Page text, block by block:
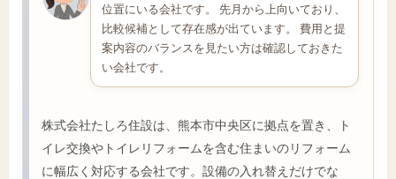
位置にいる会社です。 先月から上向いており、
比較候補として存在感が出ています。 費用と提
案内容のバランスを見たい方は確認しておきた
い会社です。
株式会社たしろ住設は、熊本市中央区に拠点を置き、ト
イレ交換やトイレリフォームを含む住まいのリフォーム
に幅広く対応する会社です。設備の入れ替えだけでな